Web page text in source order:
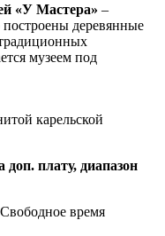
«У Мастера» –
деревянные
музеем под
карельской
плату, диапазон
время